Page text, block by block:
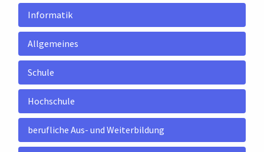
Informatik
Allgemeines
Schule
Hochschule
berufliche Aus- und Weiterbildung